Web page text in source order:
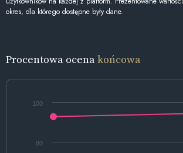
okres, dla którego dostępne były dane.
Procentowa ocenakońcowa
80
100